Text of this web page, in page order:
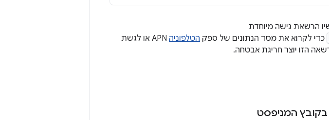
כדי לקרוא את מסד הנתונים של ספק הטלפוניה
APN או לגשת